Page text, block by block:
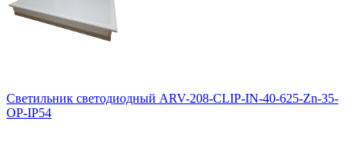
Светильник светодиодный ARV-208-CLIP-IN-40-625-Zn-35-
OP-IP54